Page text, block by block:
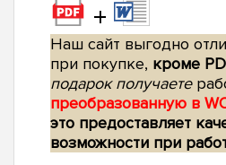
+
Наш сайт выгодно
при покупке, кроме
подарок получаете
преобразованную в
это предоставляет
возможности при